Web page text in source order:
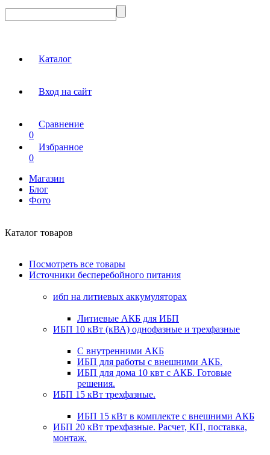
Каталог
Вход на сайт
Сравнение
0
Избранное
0
Магазин
Блог
Фото
Каталог товаров
Посмотреть все товары
Источники бесперебойного питания
ибп на литиевых аккумуляторах
Литиевые АКБ для ИБП
ИБП 10 кВт (кВА) однофазные и трехфазные
С внутренними АКБ
ИБП для работы с внешними АКБ.
ИБП для дома 10 квт с АКБ. Готовые
решения.
ИБП 15 кВт трехфазные.
ИБП 15 кВт в комплекте с внешними АКБ
ИБП 20 кВт трехфазные. Расчет, КП, поставка,
монтаж.